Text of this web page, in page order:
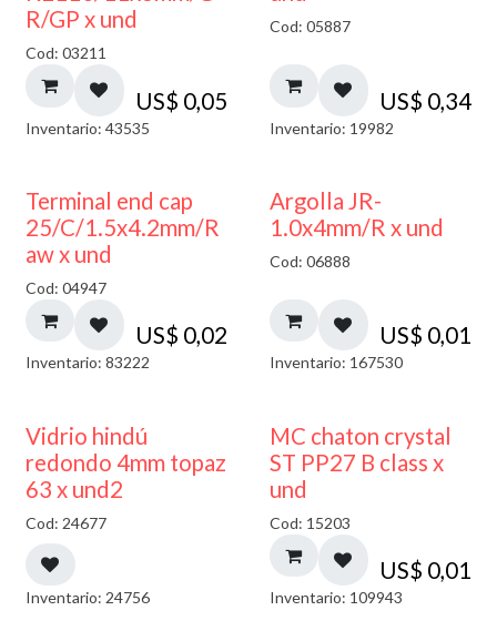
R/GP x und
Cod: 03211
US$ 0,05
Inventario: 43535
Cod: 05887
US$ 0,34
Inventario: 19982
Terminal end cap
25/C/1.5x4.2mm/R
aw x und
Cod: 04947
US$ 0,02
Inventario: 83222
Argolla JR-
1.0x4mm/R x und
Cod: 06888
US$ 0,01
Inventario: 167530
40% DESCUENTO
Vidrio hindú
redondo 4mm topaz
63 x und2
Cod: 24677
Inventario: 24756
MC chaton crystal
ST PP27 B class x
und
Cod: 15203
US$ 0,01
Inventario: 109943